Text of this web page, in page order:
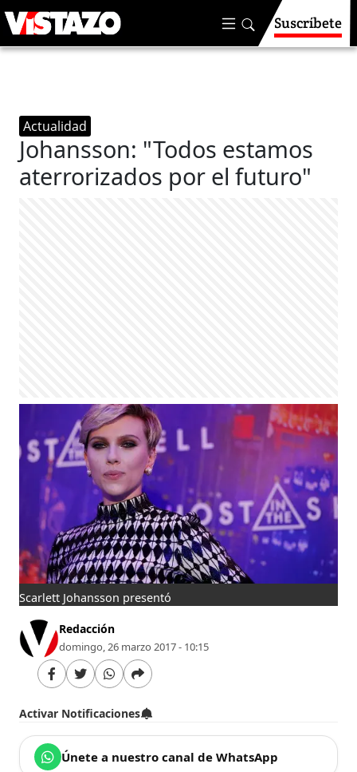
Suscríbete
Actualidad
Johansson: "Todos estamos
aterrorizados por el futuro"
Scarlett Johansson presentó
Redacción
domingo, 26 marzo 2017 - 10:15
Activar Notificaciones
Únete a nuestro canal de WhatsApp